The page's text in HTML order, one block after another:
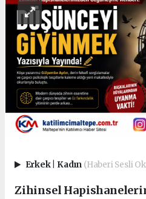
Erkek Kadın (Haberi Sesli
Zihinsel